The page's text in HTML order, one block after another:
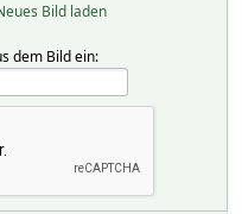
Bild laden
dem Bild ein: